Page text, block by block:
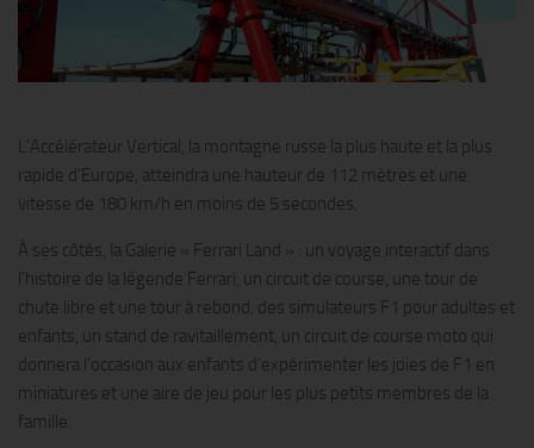
L’Accélérateur Vertical, la montagne russe la plus haute et la plus
rapide d’Europe, atteindra une hauteur de 112 mètres et une
vitesse de 180 km/h en moins de 5 secondes.
À ses côtés, la Galerie « Ferrari Land » : un voyage interactif dans
l’histoire de la légende Ferrari, un circuit de course, une tour de
chute libre et une tour à rebond, des simulateurs F1 pour adultes et
enfants, un stand de ravitaillement, un circuit de course moto qui
donnera l’occasion aux enfants d’expérimenter les joies de F1 en
miniatures et une aire de jeu pour les plus petits membres de la
famille.